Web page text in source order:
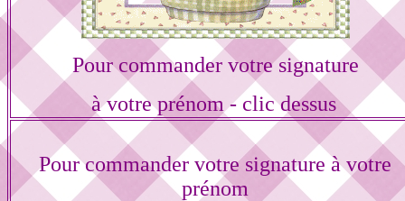
Pour commander votre signature
à votre prénom - clic dessus
Pour commander votre signature à votre
prénom